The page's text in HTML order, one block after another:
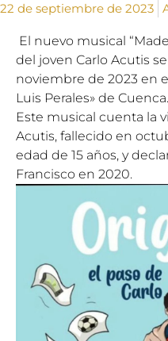
22 de septiembre de 2023
El nuevo musical
del joven Carlo Acutis
noviembre de 2023 en
Luis Perales» de Cuenca.
Este musical cuenta la
Acutis, fallecido en
edad de 15 años, y
Francisco en 2020.